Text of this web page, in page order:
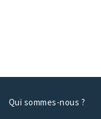
Qui sommes-nous ?